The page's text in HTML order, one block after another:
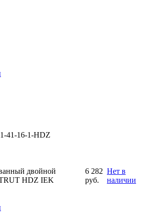
41-16-1-HDZ
двойной
HDZ IEK
6 282
руб.
Нет в
наличии